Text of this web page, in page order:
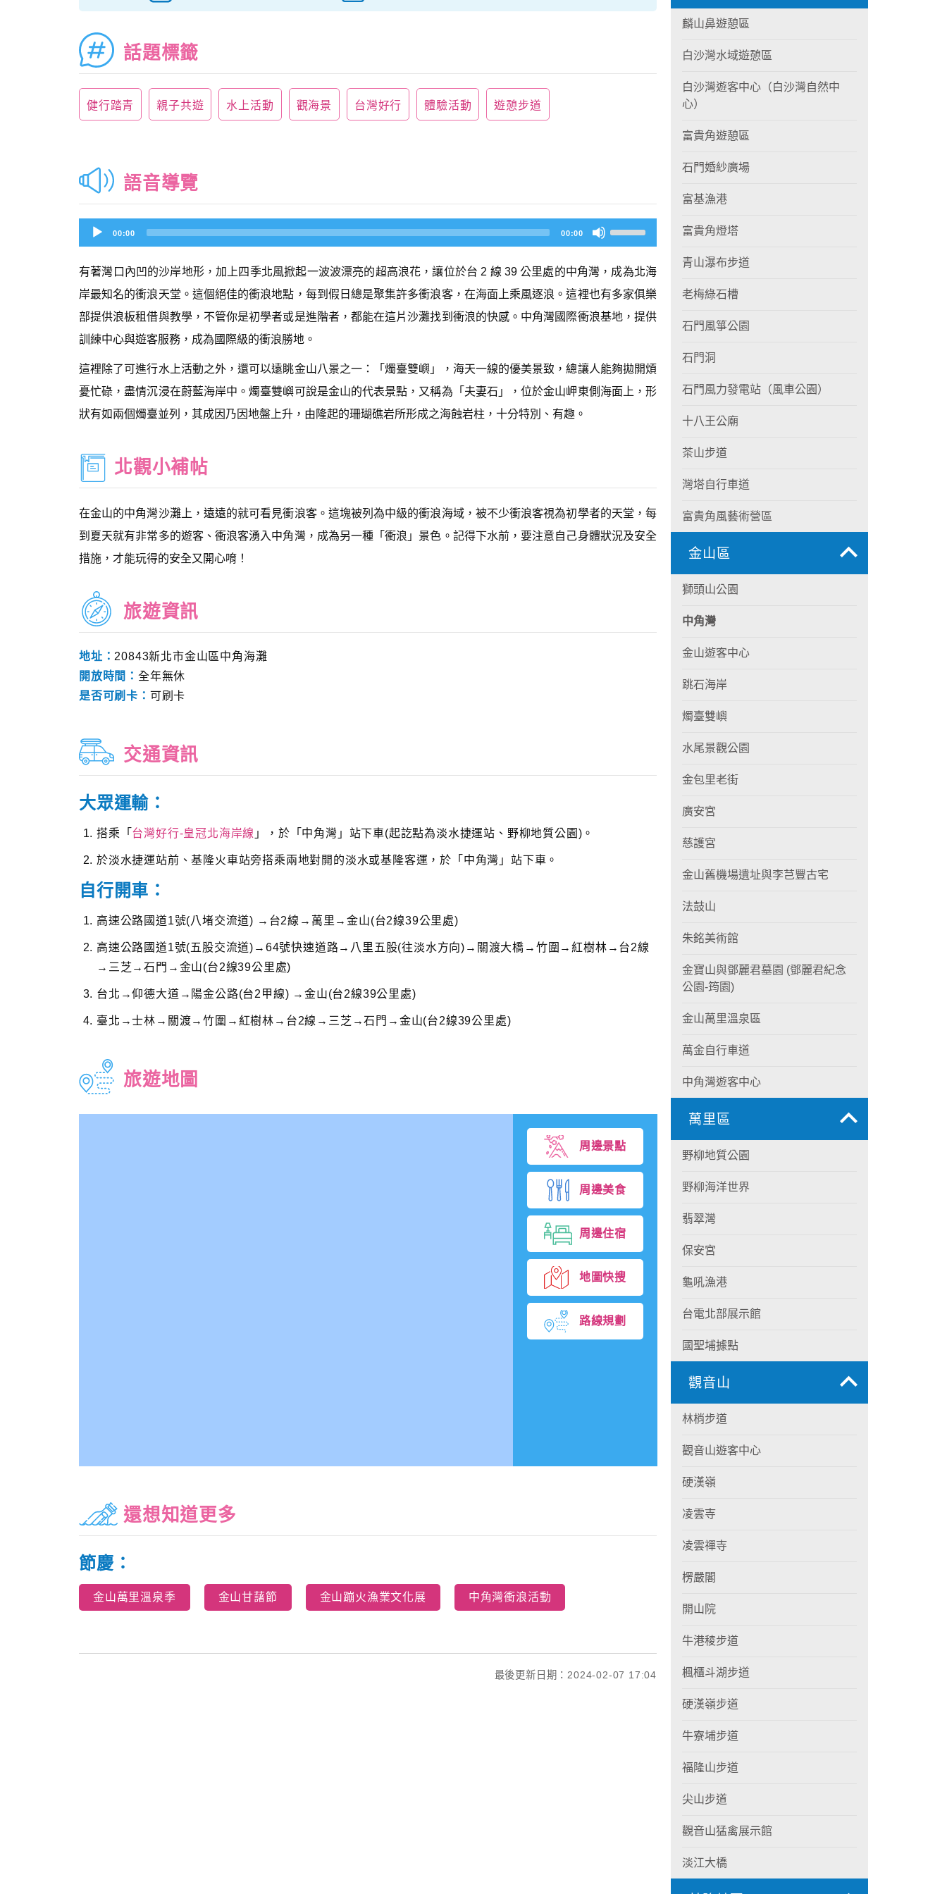
話題標籤
健行踏青 親子共遊 水上活動 觀海景 台灣好行 體驗活動 遊憩步道
語音導覽
Audio
Player00:00 00:00
s
e
p/
D
o
w
n
r
o
w
n
r
e
a
c
有著灣口內凹的沙岸地形，加上四季北風掀起一波波漂亮的超高浪花，讓位於台 2 線 39 公里處的中角灣，成為北海
岸最知名的衝浪天堂。這個絕佳的衝浪地點，每到假日總是聚集許多衝浪客，在海面上乘風逐浪。這裡也有多家俱樂
部提供浪板租借與教學，不管你是初學者或是進階者，都能在這片沙灘找到衝浪的快感。中角灣國際衝浪基地，提供
訓練中心與遊客服務，成為國際級的衝浪勝地。
這裡除了可進行水上活動之外，還可以遠眺金山八景之一：「燭臺雙嶼」，海天一線的優美景致，總讓人能夠拋開煩
憂忙碌，盡情沉浸在蔚藍海岸中。燭臺雙嶼可說是金山的代表景點，又稱為「夫妻石」，位於金山岬東側海面上，形
狀有如兩個燭臺並列，其成因乃因地盤上升，由隆起的珊瑚礁岩所形成之海蝕岩柱，十分特別、有趣。
北觀小補帖
在金山的中角灣沙灘上，遠遠的就可看見衝浪客。這塊被列為中級的衝浪海域，被不少衝浪客視為初學者的天堂，每
到夏天就有非常多的遊客、衝浪客湧入中角灣，成為另一種「衝浪」景色。記得下水前，要注意自己身體狀況及安全
措施，才能玩得的安全又開心唷！
旅遊資訊
地址： 20843新北市金山區中角海灘
開放時間： 全年無休
是否可刷卡： 可刷卡
交通資訊
大眾運輸：
搭乘「 台灣好行-皇冠北海岸線 」，於「中角灣」站下車(起訖點為淡水捷運站、野柳地質公園)。
於淡水捷運站前、基隆火車站旁搭乘兩地對開的淡水或基隆客運，於「中角灣」站下車。
自行開車：
高速公路國道1號(八堵交流道) →台2線→萬里→金山(台2線39公里處)
高速公路國道1號(五股交流道)→64號快速道路→八里五股(往淡水方向)→關渡大橋→竹圍→紅樹林→台2線
→三芝→石門→金山(台2線39公里處)
台北→仰德大道→陽金公路(台2甲線) →金山(台2線39公里處)
臺北→士林→關渡→竹圍→紅樹林→台2線→三芝→石門→金山(台2線39公里處)
旅遊地圖
周邊景點
周邊美食
周邊住宿
地圖快搜
路線規劃
還想知道更多
節慶：
金山萬里溫泉季 金山甘藷節 金山蹦火漁業文化展 中角灣衝浪活動
最後更新日期：2024-02-07 17:04
麟山鼻遊憩區
白沙灣水域遊憩區
白沙灣遊客中心（白沙灣自然中
心）
富貴角遊憩區
石門婚紗廣場
富基漁港
富貴角燈塔
青山瀑布步道
老梅綠石槽
石門風箏公園
石門洞
石門風力發電站（風車公園）
十八王公廟
茶山步道
灣塔自行車道
富貴角風藝術營區
金山區
獅頭山公園
中角灣
金山遊客中心
跳石海岸
燭臺雙嶼
水尾景觀公園
金包里老街
廣安宮
慈護宮
金山舊機場遺址與李芑豐古宅
法鼓山
朱銘美術館
金寶山與鄧麗君墓園 (鄧麗君紀念
公園-筠園)
金山萬里溫泉區
萬金自行車道
中角灣遊客中心
萬里區
野柳地質公園
野柳海洋世界
翡翠灣
保安宮
龜吼漁港
台電北部展示館
國聖埔據點
觀音山
林梢步道
觀音山遊客中心
硬漢嶺
凌雲寺
凌雲禪寺
楞嚴閣
開山院
牛港稜步道
楓櫃斗湖步道
硬漢嶺步道
牛寮埔步道
福隆山步道
尖山步道
觀音山猛禽展示館
淡江大橋